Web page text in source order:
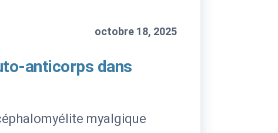
octobre 18, 2025
anticorps dans
myalgique